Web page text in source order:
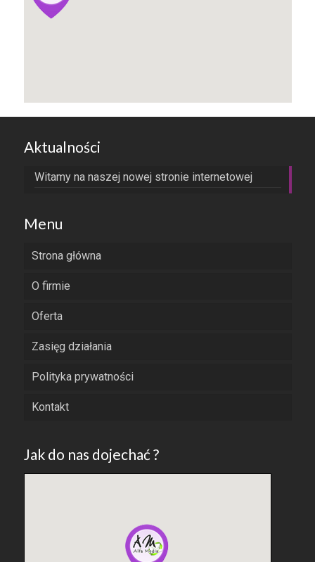
Aktualności
Witamy na naszej nowej stronie internetowej
Menu
Strona główna
O firmie
Oferta
Zasięg działania
Polityka prywatności
Kontakt
Jak do nas dojechać ?